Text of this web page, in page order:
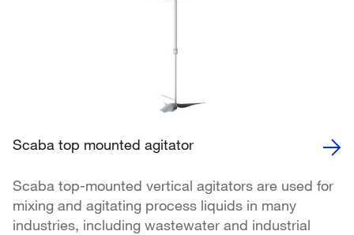
Scaba top mounted agitator
Scaba top-mounted vertical agitators are used for
mixing and agitating process liquids in many
industries, including wastewater and industrial